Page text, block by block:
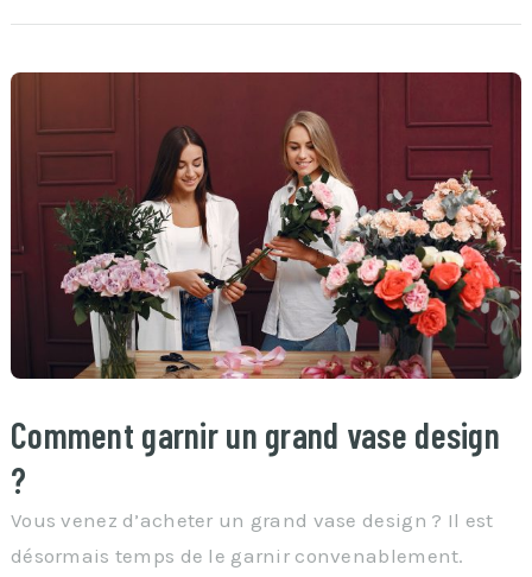
Comment garnir un grand vase design
?
Vous venez d’acheter un grand vase design ? Il est
désormais temps de le garnir convenablement.